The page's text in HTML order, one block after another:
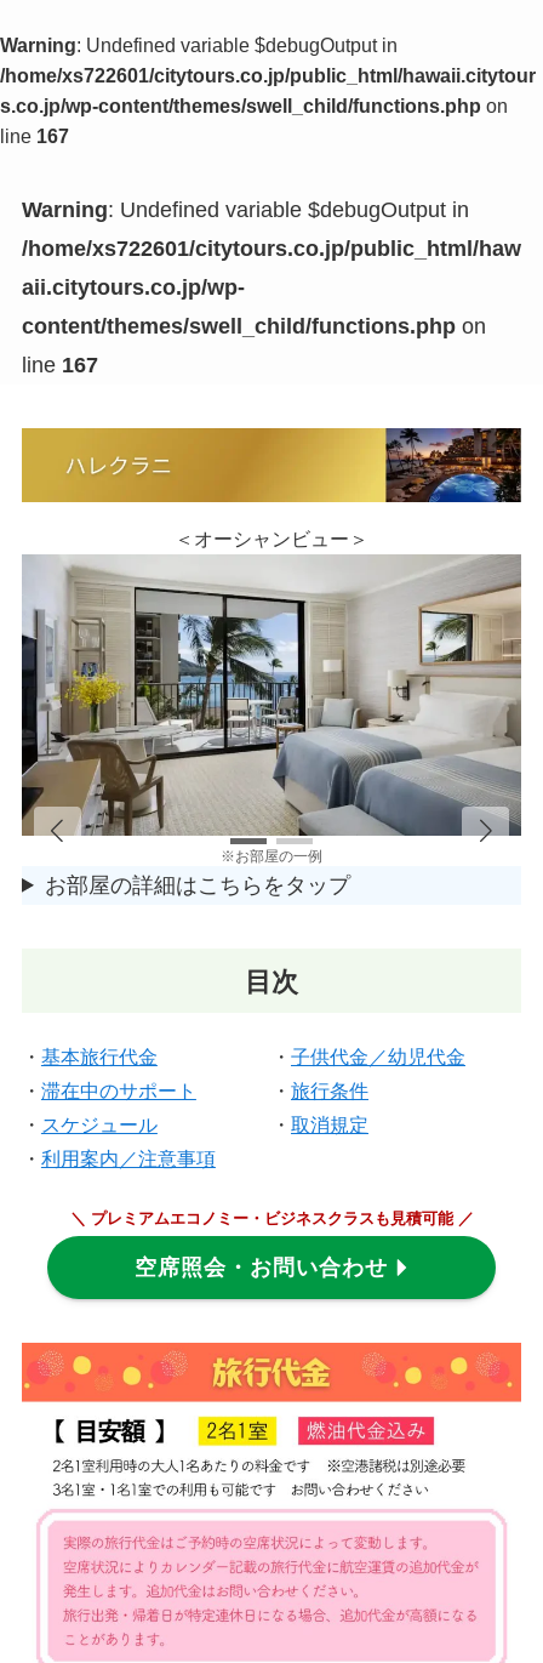
Warning: Undefined variable $debugOutput in
/home/xs722601/citytours.co.jp/public_html/hawaii.citytour
s.co.jp/wp-content/themes/swell_child/functions.php on
line 167
Warning: Undefined variable $debugOutput in
/home/xs722601/citytours.co.jp/public_html/haw
aii.citytours.co.jp/wp-
content/themes/swell_child/functions.phpon
line 167
＜オーシャンビュー＞
※お部屋の一例
お部屋の詳細はこちらをタップ
目次
・ 基本旅行代金
・ 滞在中のサポート
・ スケジュール
・ 利用案内／注意事項
・ 子供代金／幼児代金
・ 旅行条件
・ 取消規定
＼ プレミアムエコノミー・ビジネスクラスも見積可能 ／
空席照会・お問い合わせ